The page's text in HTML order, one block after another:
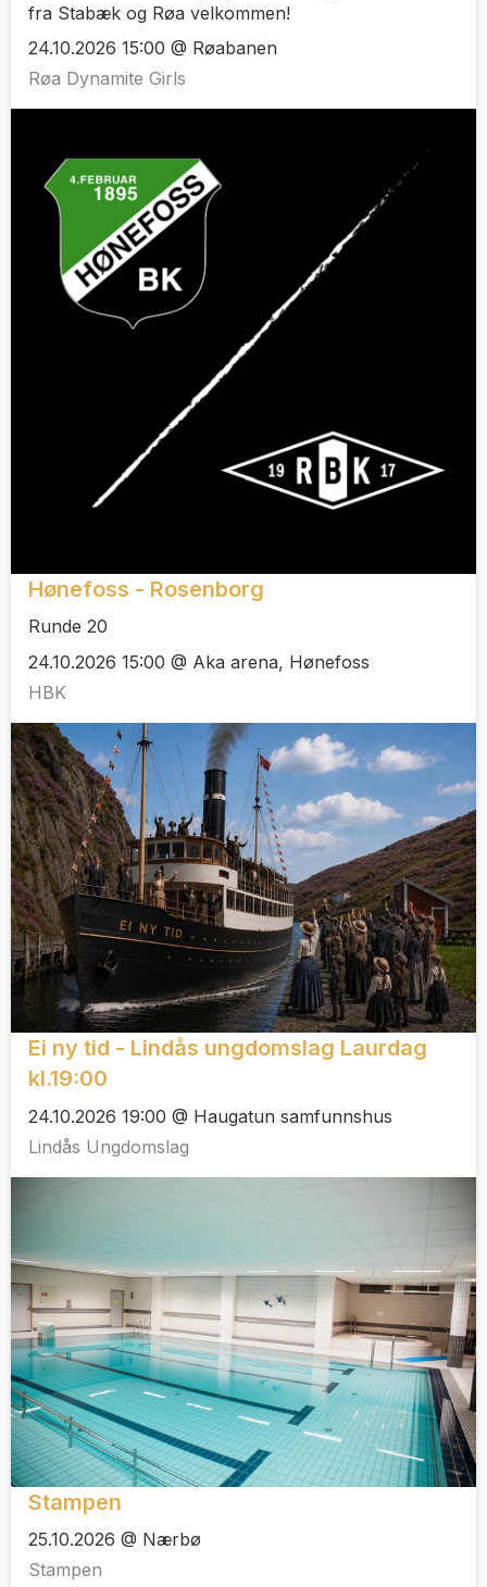
fra Stabæk og Røa velkommen!
24.10.2026 15:00 @ Røabanen
Røa Dynamite Girls
Hønefoss - Rosenborg
Runde 20
24.10.2026 15:00 @ Aka arena, Hønefoss
HBK
Ei ny tid - Lindås ungdomslag Laurdag
kl.19:00
24.10.2026 19:00 @ Haugatun samfunnshus
Lindås Ungdomslag
Stampen
25.10.2026 @ Nærbø
Stampen